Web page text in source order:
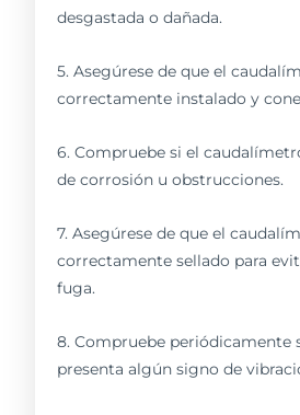
desgastada o dañada.
5. Asegúrese de que el
correctamente instalado y
6. Compruebe si el
de corrosión u obstrucciones.
7. Asegúrese de que el
correctamente sellado para
fuga.
8. Compruebe periódicamente
presenta algún signo de